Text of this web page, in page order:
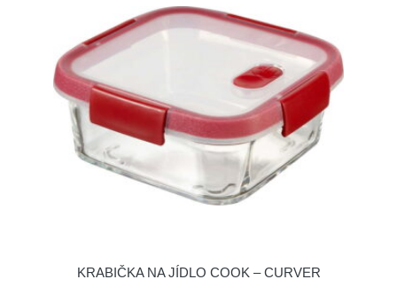
KRABIČKA NA JÍDLO COOK – CURVER